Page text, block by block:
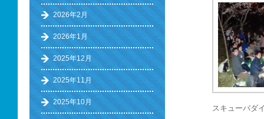
スキューバダ
2026年2月
2026年1月
2025年12月
2025年11月
2025年10月